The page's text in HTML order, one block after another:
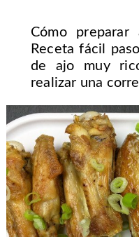
Cómo
Receta fácil
de ajo muy
realizar una